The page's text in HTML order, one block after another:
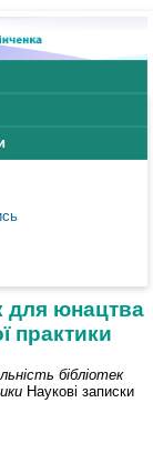
для юнацтва
практики
бібліотек
Наукові записки